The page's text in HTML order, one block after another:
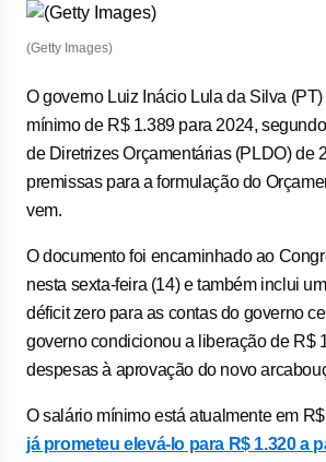
(Getty Images)
O governo Luiz Inácio Lula da Silva
mínimo de R$ 1.389 para 2024,
de Diretrizes Orçamentárias (PLDO) de
premissas para a formulação do
vem.
O documento foi encaminhado ao
nesta sexta-feira (14) e também inclui
déficit zero para as contas do governo
governo condicionou a liberação de R$
despesas à aprovação do novo
O salário mínimo está atualmente em
já prometeu elevá-lo para R$ 1.320 a